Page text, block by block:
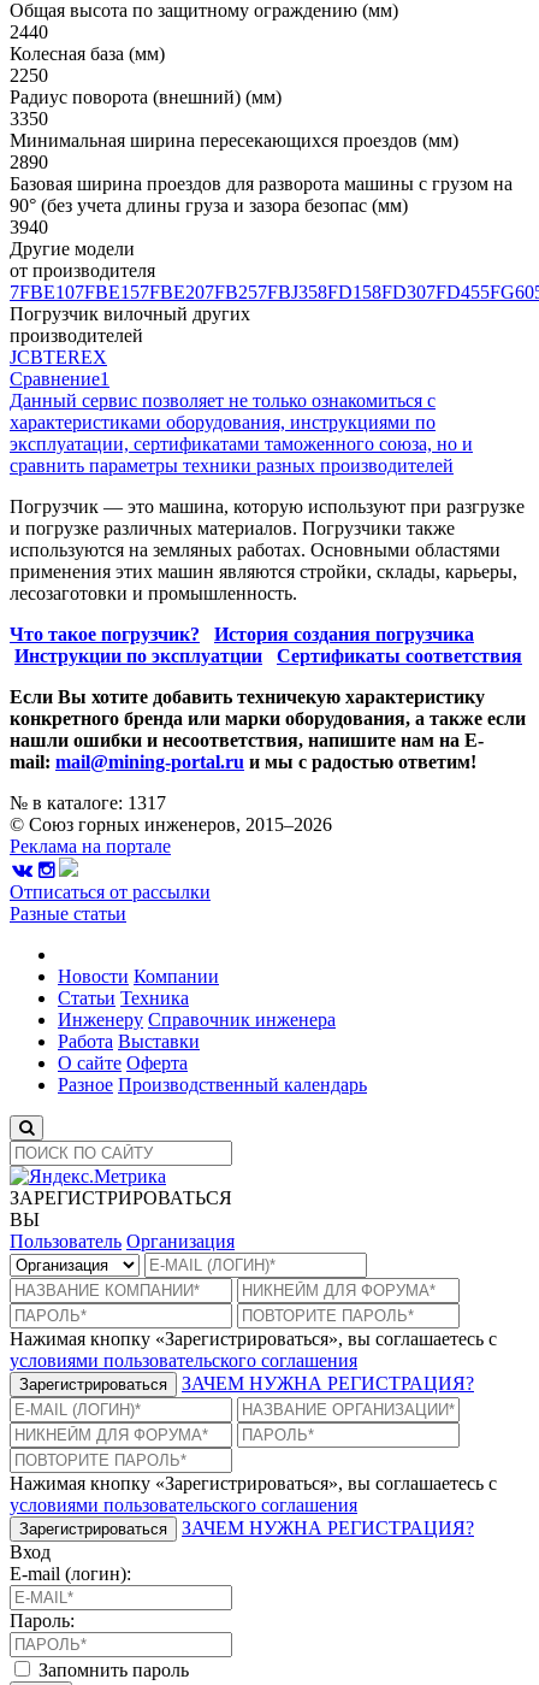
Общая высота по защитному ограждению (мм)
2440
Колесная база (мм)
2250
Радиус поворота (внешний) (мм)
3350
Минимальная ширина пересекающихся проездов (мм)
2890
Базовая ширина проездов для разворота машины с грузом на
90° (без учета длины груза и зазора безопас (мм)
3940
Другие модели
от производителя
7FBE107FBE157FBE207FB257FBJ358FD158FD307FD455FG60
Погрузчик вилочный других
производителей
JCBTEREX
Сравнение1
Данный сервис позволяет не только ознакомиться с
характеристиками оборудования, инструкциями по
эксплуатации, сертификатами таможенного союза, но и
сравнить параметры техники разных производителей
Погрузчик — это машина, которую используют при разгрузке
и погрузке различных материалов. Погрузчики также
используются на земляных работах. Основными областями
применения этих машин являются стройки, склады, карьеры,
лесозаготовки и промышленность.
Что такое погрузчик?
История создания погрузчика
Инструкции по эксплуатции
Сертификаты соответствия
Если Вы хотите добавить техничекую характеристику
конкретного бренда или марки оборудования, а также если
нашли ошибки и несоответствия, напишите нам на E-
mail: mail@mining-portal.ru и мы с радостью ответим!
№ в каталоге: 1317
© Союз горных инженеров, 2015–2026
Реклама на портале
Отписаться от рассылки
Разные статьи
Новости Компании
Статьи Техника
Инженеру Справочник инженера
Работа Выставки
О сайте Оферта
Разное Производственный календарь
ЗАРЕГИСТРИРОВАТЬСЯ
ВЫ
Пользователь Организация
Нажимая кнопку «Зарегистрироваться», вы соглашаетесь с
условиями пользовательского соглашения
Зарегистрироваться ЗАЧЕМ НУЖНА РЕГИСТРАЦИЯ?
Нажимая кнопку «Зарегистрироваться», вы соглашаетесь с
условиями пользовательского соглашения
Зарегистрироваться
ЗАЧЕМ НУЖНА РЕГИСТРАЦИЯ?
Вход
E-mail (логин):
Пароль:
Запомнить пароль